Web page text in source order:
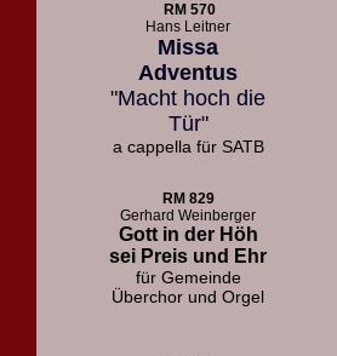
RM 570
Hans Leitner
Missa
Adventus
"Macht hoch die
Tür"
a cappella für SATB
RM 829
Gerhard Weinberger
Gott in der Höh
sei Preis und Ehr
für Gemeinde
Überchor und Orgel